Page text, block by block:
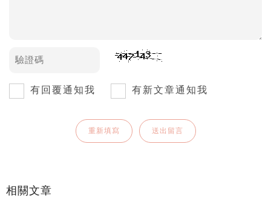
有回覆通知我 有新文章通知我
相關文章